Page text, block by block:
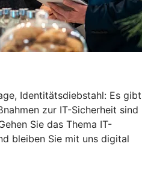
Identitätsdiebstahl: Es gibt
zur IT-Sicherheit sind
Sie das Thema IT-
bleiben Sie mit uns digital